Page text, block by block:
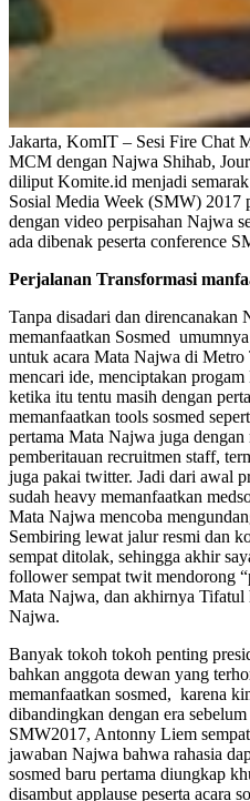
Jakarta, KomIT – Sesi Fire Chat
MCM dengan Najwa Shihab,
diliput Komite.id menjadi
Sosial Media Week (SMW) 2017
dengan video perpisahan Najwa
ada dibenak peserta conference
Perjalanan Transformasi
Tanpa disadari dan direncanakan
memanfaatkan Sosmed
untuk acara Mata Najwa di
mencari ide, menciptakan
ketika itu tentu masih dengan
memanfaatkan tools sosmed
pertama Mata Najwa juga
pemberitauan recruitmen staff,
juga pakai twitter. Jadi dari awal
sudah heavy memanfaatkan
Mata Najwa mencoba
Sembiring lewat jalur resmi dan
sempat ditolak, sehingga akhir
follower sempat twit mendorong
Mata Najwa, dan akhirnya
Najwa.
Banyak tokoh tokoh penting
bahkan anggota dewan yang
memanfaatkan sosmed, karena
dibandingkan dengan era
SMW2017, Antonny Liem
jawaban Najwa bahwa rahasia
sosmed baru pertama diungkap
disambut applause peserta acara